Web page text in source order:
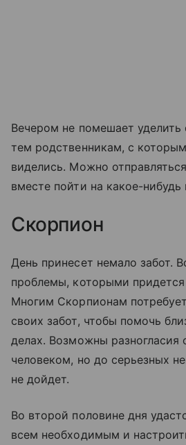
Вечером не помешает
тем родственникам, с
виделись. Можно
вместе пойти на какое-
Скорпион
День принесет немало забот.
проблемы, которыми придется
Многим Скорпионам
своих забот, чтобы помочь
делах. Возможны
человеком, но до серьезных
не дойдет.
Во второй половине дня
всем необходимым и